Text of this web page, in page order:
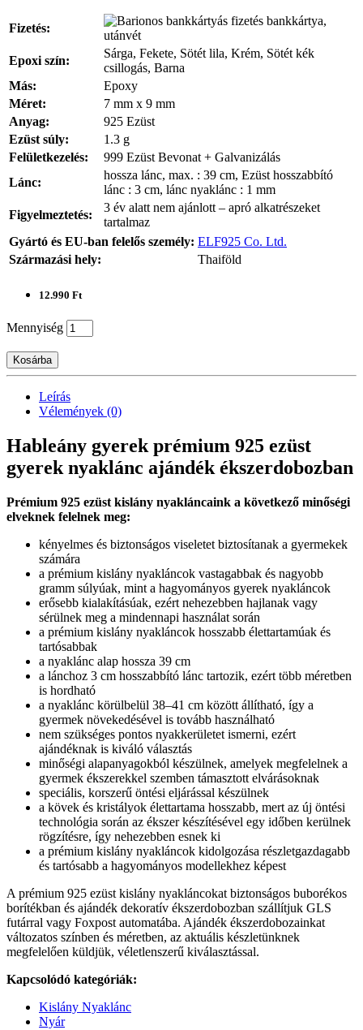
Fizetés:
bankkártya,
utánvét
Epoxi szín:
Sárga, Fekete, Sötét lila, Krém, Sötét kék
csillogás, Barna
Más:
Epoxy
Méret:
7 mm x 9 mm
Anyag:
925 Ezüst
Ezüst súly:
1.3 g
Felületkezelés:
999 Ezüst Bevonat + Galvanizálás
Lánc:
hossza lánc, max. : 39 cm, Ezüst hosszabbító
lánc : 3 cm, lánc nyaklánc : 1 mm
Figyelmeztetés:
3 év alatt nem ajánlott – apró alkatrészeket
tartalmaz
Gyártó és EU-ban felelős személy: ELF925 Co. Ltd.
Származási hely:
Thaiföld
12.990 Ft
Mennyiség
Kosárba
Leírás
Vélemények (0)
Hableány gyerek prémium 925 ezüst
gyerek nyaklánc ajándék ékszerdobozban
Prémium 925 ezüst kislány nyakláncaink a következő minőségi
elveknek felelnek meg:
kényelmes és biztonságos viseletet biztosítanak a gyermekek
számára
a prémium kislány nyakláncok vastagabbak és nagyobb
gramm súlyúak, mint a hagyományos gyerek nyakláncok
erősebb kialakításúak, ezért nehezebben hajlanak vagy
sérülnek meg a mindennapi használat során
a prémium kislány nyakláncok hosszabb élettartamúak és
tartósabbak
a nyaklánc alap hossza 39 cm
a lánchoz 3 cm hosszabbító lánc tartozik, ezért több méretben
is hordható
a nyaklánc körülbelül 38–41 cm között állítható, így a
gyermek növekedésével is tovább használható
nem szükséges pontos nyakkerületet ismerni, ezért
ajándéknak is kiváló választás
minőségi alapanyagokból készülnek, amelyek megfelelnek a
gyermek ékszerekkel szemben támasztott elvárásoknak
speciális, korszerű öntési eljárással készülnek
a kövek és kristályok élettartama hosszabb, mert az új öntési
technológia során az ékszer készítésével egy időben kerülnek
rögzítésre, így nehezebben esnek ki
a prémium kislány nyakláncok kidolgozása részletgazdagabb
és tartósabb a hagyományos modellekhez képest
A prémium 925 ezüst kislány nyakláncokat biztonságos buborékos
borítékban és ajándék dekoratív ékszerdobozban szállítjuk GLS
futárral vagy Foxpost automatába. Ajándék ékszerdobozainkat
változatos színben és méretben, az aktuális készletünknek
megfelelően küldjük, véletlenszerű kiválasztással.
Kapcsolódó kategóriák:
Kislány Nyaklánc
Nyár